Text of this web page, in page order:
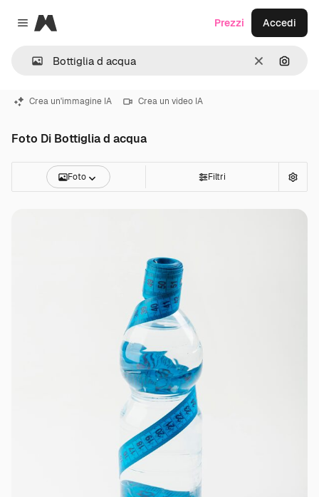
Close menu
Magnific
CancellaCerca
Prezzi Accedi
Crea un'immagine IA Crea un video IA
Foto Di Bottiglia d acqua
Foto Filtri